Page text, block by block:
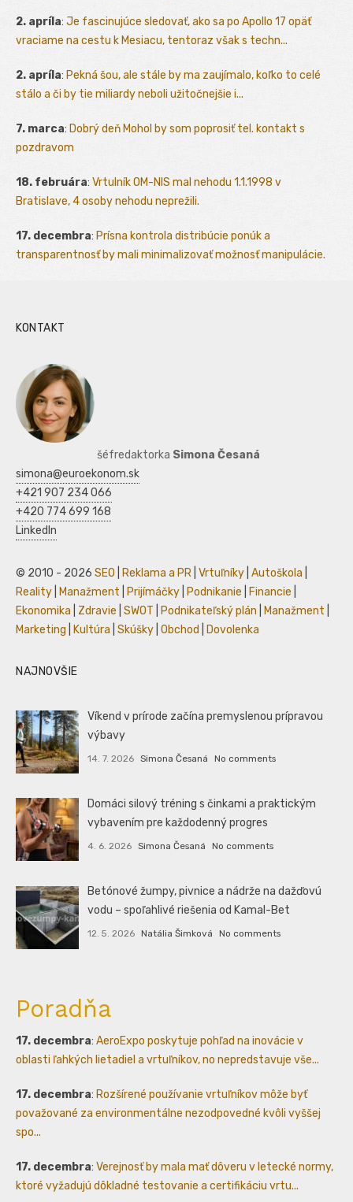
2. apríla: Je fascinujúce sledovať, ako sa po Apollo 17 opäť
vraciame na cestu k Mesiacu, tentoraz však s techn...
2. apríla: Pekná šou, ale stále by ma zaujímalo, koľko to celé
stálo a či by tie miliardy neboli užitočnejšie i...
7. marca: Dobrý deň Mohol by som poprosiť tel. kontakt s
pozdravom
18. februára: Vrtulník OM-NIS mal nehodu 1.1.1998 v
Bratislave, 4 osoby nehodu neprežili.
17. decembra: Prísna kontrola distribúcie ponúk a
transparentnosť by mali minimalizovať možnosť manipulácie.
KONTAKT
šéfredaktorka Simona Česaná
simona@euroekonom.sk
+421 907 234 066
+420 774 699 168
LinkedIn
© 2010 - 2026 SEO Reklama a PR Vrtuľníky Autoškola
Reality
Manažment Prijímáčky Podnikanie Financie
Ekonomika
Zdravie SWOT Podnikateľský plán Manažment
Marketing
Kultúra Skúšky Obchod Dovolenka
NAJNOVŠIE
Víkend v prírode začína premyslenou prípravou
výbavy
14. 7. 2026 Simona Česaná No comments
Domáci silový tréning s činkami a praktickým
vybavením pre každodenný progres
4. 6. 2026 Simona Česaná No comments
Betónové žumpy, pivnice a nádrže na dažďovú
vodu – spoľahlivé riešenia od Kamal-Bet
12. 5. 2026 Natália Šimková No comments
Poradňa
17. decembra: AeroExpo poskytuje pohľad na inovácie v
oblasti ľahkých lietadiel a vrtuľníkov, no nepredstavuje vše...
17. decembra: Rozšírené používanie vrtuľníkov môže byť
považované za environmentálne nezodpovedné kvôli vyššej
spo...
17. decembra: Verejnosť by mala mať dôveru v letecké normy,
ktoré vyžadujú dôkladné testovanie a certifikáciu vrtu...